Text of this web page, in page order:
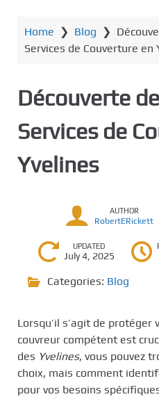
Home ❯ Blog ❯
Services de Couverture en
Découverte
Services de
Yvelines
AUTHOR
RobertERickett
UPDATED
July 4, 2025
Categories: Blog
Lorsqu’il s’agit de protéger
couvreur compétent est
des Yvelines, vous pouvez
choix, mais comment
pour vos besoins